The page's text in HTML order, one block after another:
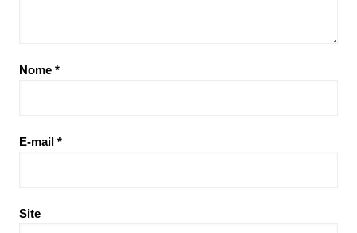
Nome *
E-mail *
Site